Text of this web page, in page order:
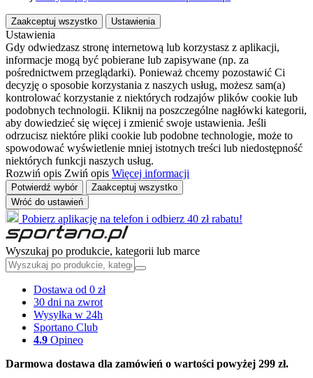
Zaakceptuj wszystko Ustawienia
Ustawienia
Gdy odwiedzasz stronę internetową lub korzystasz z aplikacji,
informacje mogą być pobierane lub zapisywane (np. za
pośrednictwem przeglądarki). Ponieważ chcemy pozostawić Ci
decyzję o sposobie korzystania z naszych usług, możesz sam(a)
kontrolować korzystanie z niektórych rodzajów plików cookie lub
podobnych technologii. Kliknij na poszczególne nagłówki kategorii,
aby dowiedzieć się więcej i zmienić swoje ustawienia. Jeśli
odrzucisz niektóre pliki cookie lub podobne technologie, może to
spowodować wyświetlenie mniej istotnych treści lub niedostępność
niektórych funkcji naszych usług.
Rozwiń opis Zwiń opis Więcej informacji
Potwierdź wybór
Zaakceptuj wszystko
Wróć do ustawień
Pobierz aplikację na telefon i odbierz 40 zł rabatu!
Wyszukaj po produkcie, kategorii lub marce
Dostawa od 0 zł
30 dni na zwrot
Wysyłka w 24h
Sportano Club
4.9 Opineo
Darmowa dostawa dla zamówień o wartości powyżej 299 zł.